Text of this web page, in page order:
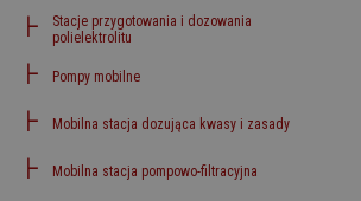
Stacje przygotowania i dozowania
polielektrolitu
Pompy mobilne
Mobilna stacja dozująca kwasy i zasady
Mobilna stacja pompowo-filtracyjna